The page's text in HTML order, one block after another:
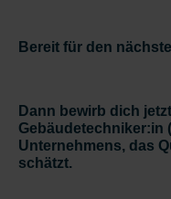
Bereit für den
Dann bewirb dich
Gebäudetechniker:in
Unternehmens, das
schätzt.